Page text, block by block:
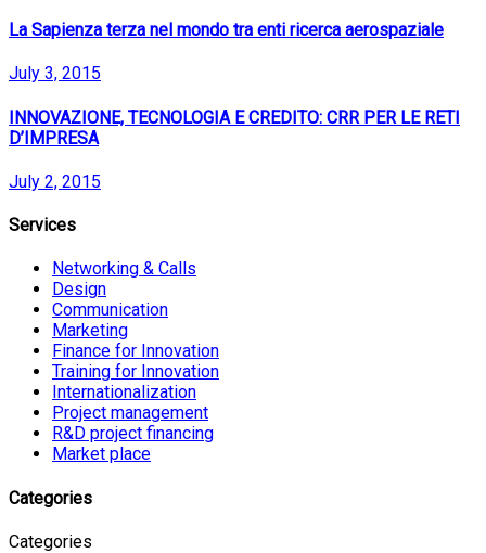
La Sapienza terza nel mondo tra enti ricerca aerospaziale
July 3, 2015
INNOVAZIONE, TECNOLOGIA E CREDITO: CRR PER LE RETI
D’IMPRESA
July 2, 2015
Services
Networking & Calls
Design
Communication
Marketing
Finance for Innovation
Training for Innovation
Internationalization
Project management
R&D project financing
Market place
Categories
Categories